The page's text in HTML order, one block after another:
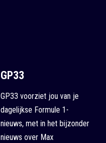
GP33
GP33 voorziet jou van je
dagelijkse Formule 1-
nieuws, met in het bijzonder
nieuws over Max